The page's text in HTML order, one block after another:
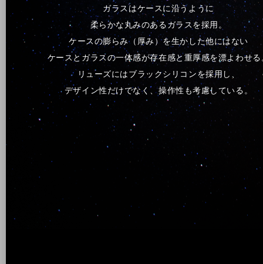
ガラスはケースに沿うように
柔らかな丸みのあるガラスを採用。
ケースの膨らみ（厚み）を生かした他にはない
ケースとガラスの一体感が存在感と重厚感を漂よわせる
リューズにはブラックシリコンを採用し、
デザイン性だけでなく、操作性も考慮している。